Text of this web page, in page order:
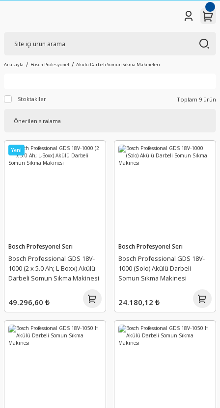
Anasayfa Bosch Profesyonel Akülü Darbeli Somun Sıkma Makineleri
Stoktakiler Toplam 9 ürün
Yeni
Bosch Profesyonel Seri
Bosch Professional GDS 18V-
1000 (2 x 5.0 Ah; L-Boxx) Akülü
Darbeli Somun Sıkma Makinesi
49.296,60 ₺
Bosch Profesyonel Seri
Bosch Professional GDS 18V-
1000 (Solo) Akülü Darbeli
Somun Sıkma Makinesi
24.180,12 ₺